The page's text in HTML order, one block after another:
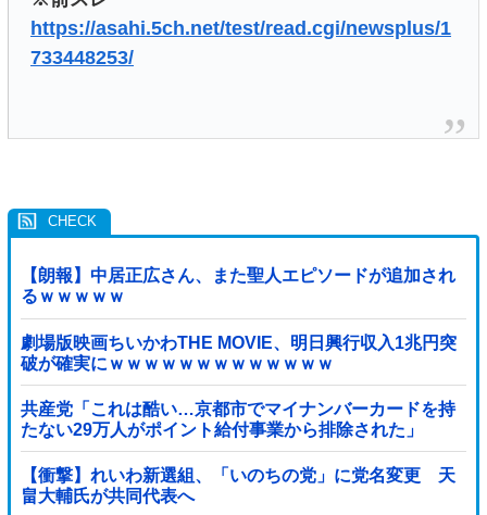
https://asahi.5ch.net/test/read.cgi/newsplus/1
733448253/
【朗報】中居正広さん、また聖人エピソードが追加され
るｗｗｗｗｗ
劇場版映画ちいかわTHE MOVIE、明日興行収入1兆円突
破が確実にｗｗｗｗｗｗｗｗｗｗｗｗｗ
共産党「これは酷い…京都市でマイナンバーカードを持
たない29万人がポイント給付事業から排除された」
【衝撃】れいわ新選組、「いのちの党」に党名変更 天
畠大輔氏が共同代表へ